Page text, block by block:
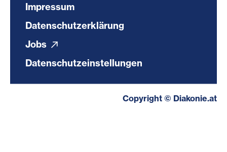
Impressum
Datenschutzerklärung
Jobs
Datenschutzeinstellungen
Copyright © Diakonie.at